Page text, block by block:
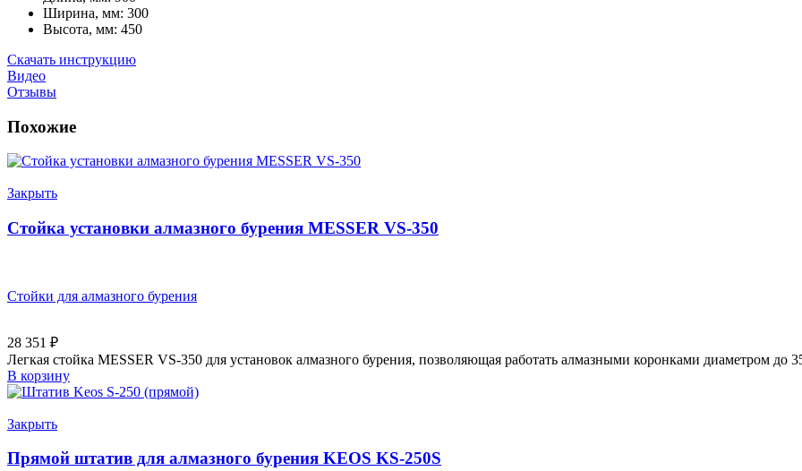
Ширина, мм: 300
Высота, мм: 450
Скачать инструкцию
Видео
Отзывы
Похожие
Закрыть
Стойка установки алмазного бурения MESSER VS-350
Стойки для алмазного бурения
28 351 ₽
Легкая стойка MESSER VS-350 для установок алмазного бурения, позволяющая работать алмазными коронками диаметром до
В корзину
Закрыть
Прямой штатив для алмазного бурения KEOS KS-250S